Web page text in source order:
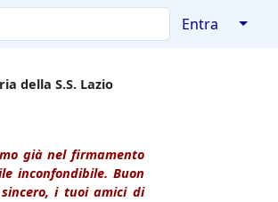
Entra ↓
della S.S. Lazio
già nel firmamento
inconfondibile. Buon
i tuoi amici di